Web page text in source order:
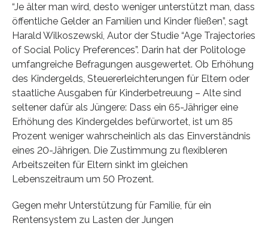
“Je älter man wird, desto weniger unterstützt man, dass
öffentliche Gelder an Familien und Kinder fließen”, sagt
Harald Wilkoszewski, Autor der Studie “Age Trajectories
of Social Policy Preferences”. Darin hat der Politologe
umfangreiche Befragungen ausgewertet. Ob Erhöhung
des Kindergelds, Steuererleichterungen für Eltern oder
staatliche Ausgaben für Kinderbetreuung – Alte sind
seltener dafür als Jüngere: Dass ein 65-Jähriger eine
Erhöhung des Kindergeldes befürwortet, ist um 85
Prozent weniger wahrscheinlich als das Einverständnis
eines 20-Jährigen. Die Zustimmung zu flexibleren
Arbeitszeiten für Eltern sinkt im gleichen
Lebenszeitraum um 50 Prozent.
Gegen mehr Unterstützung für Familie, für ein
Rentensystem zu Lasten der Jungen